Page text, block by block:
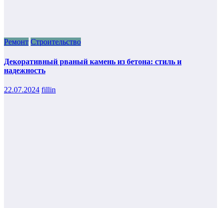
Ремонт Строительство
Декоративный рваный камень из бетона: стиль и
надежность
22.07.2024 fillin